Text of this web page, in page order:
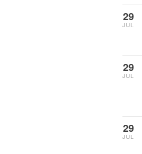
29
JUL
29
JUL
29
JUL